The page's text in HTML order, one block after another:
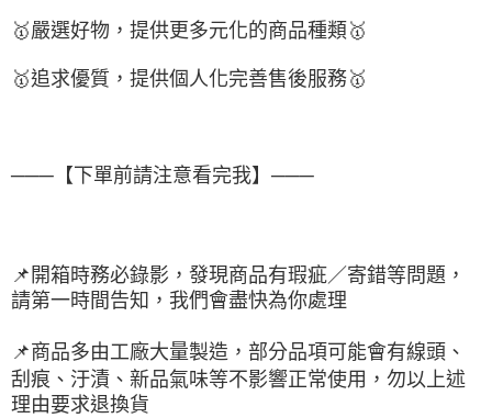
🥇嚴選好物 ，提供更多元化的商品種類 🥇
🥇追求優質， 提供個人化完善售後服務🥇
───【下單前請注意看完我】───
📌 開箱時務必錄影，發現商品有瑕疵／寄錯等問題，
請第一時間告知，我們會盡快為你處理
📌商品多由工廠大量製造，部分品項可能會有線頭、
刮痕、汙漬、新品氣味等不影響正常使用，勿以上述
理由要求退換貨